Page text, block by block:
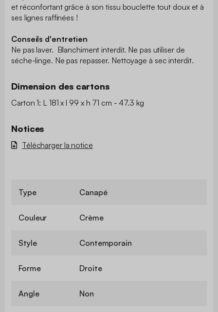
et réconfortant grâce à son tissu bouclette tout doux et à
ses lignes raffinées !
Conseils d'entretien
Ne pas laver. Blanchiment interdit. Ne pas utiliser de
séche-linge. Ne pas repasser. Nettoyage à sec interdit.
Dimension des cartons
Carton 1: L 181 x l 99 x h 71 cm - 47.3 kg
Notices
Télécharger la notice
Type Canapé
Couleur Crème
Style Contemporain
Forme Droite
Angle Non